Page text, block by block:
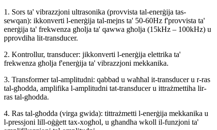
1. Sors ta' vibrazzjoni ultrasonika (provvista tal-enerġija tas-
sewqan): ikkonverti l-enerġija tal-mejns ta' 50-60Hz f'provvista ta'
enerġija ta' frekwenza għolja ta' qawwa għolja (15kHz – 100kHz) u
pprovdiha lit-transducer.
2. Kontrollur, transducer: jikkonverti l-enerġija elettrika ta'
frekwenza għolja f'enerġija ta' vibrazzjoni mekkanika.
3. Transformer tal-amplitudni: qabbad u waħħal it-transducer u r-ras
tal-għodda, amplifika l-amplitudni tat-transducer u ittrażmettiha lir-
ras tal-għodda.
4. Ras tal-għodda (virga gwida): tittrażmetti l-enerġija mekkanika u
l-pressjoni lill-oġġett tax-xogħol, u għandha wkoll il-funzjoni ta'